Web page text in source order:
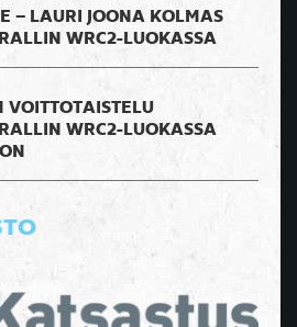
– LAURI JOONA KOLMAS
WRC2-LUOKASSA
VOITTOTAISTELU
WRC2-LUOKASSA